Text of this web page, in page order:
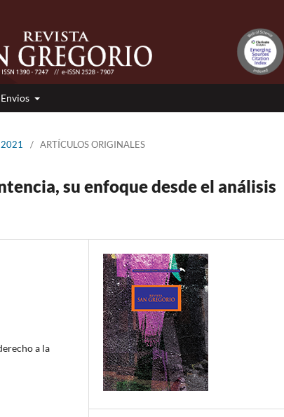
Envios
/ ARTÍCULOS ORIGINALES
su enfoque desde el análisis
a la